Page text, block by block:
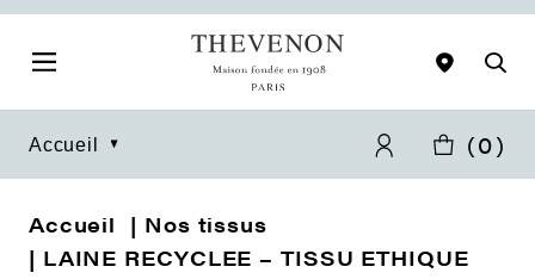
Accueil (0)
Accueil
Nos tissus
LAINE RECYCLEE – TISSU ETHIQUE